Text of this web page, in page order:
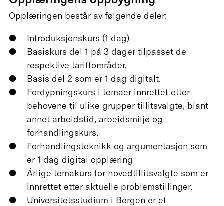
Opplæringen består av følgende deler:
Introduksjonskurs (1 dag)
Basiskurs del 1 på 3 dager tilpasset de
respektive tariffområder.
Basis del 2 som er 1 dag digitalt.
Fordypningskurs i temaer innrettet etter
behovene til ulike grupper tillitsvalgte, blant
annet arbeidstid, arbeidsmiljø og
forhandlingskurs.
Forhandlingsteknikk og argumentasjon som
er 1 dag digital opplæring
Årlige temakurs for hovedtillitsvalgte som er
innrettet etter aktuelle problemstillinger.
Universitetsstudium i Bergen er et